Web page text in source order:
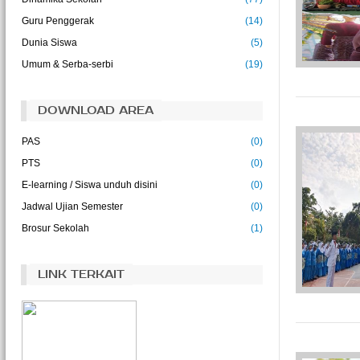
"Focus on the positives and be grateful for
anything"
()
Guru Penggerak
(14)
Dunia Siswa
(5)
Umum & Serba-serbi
(19)
DOWNLOAD AREA
PAS
(0)
PTS
(0)
E-learning / Siswa unduh disini
(0)
Jadwal Ujian Semester
(0)
Brosur Sekolah
(1)
LINK TERKAIT